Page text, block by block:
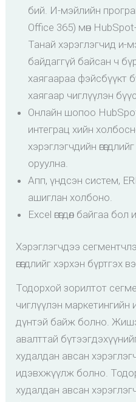
бий. И-мэйлийн
Office 365) мөн
Танай хэрэглэгчид и-
байдаггүй байсан ч
хаягаараа фэйсбүүкт
хаягаар чиглүүлэн
Онлайн шопоо
интеграц хийн
хэрэглэгчдийн
оруулна.
Апп, үндсэн систем,
ашиглан холбоно.
Excel өгөгдөл байгаа
Хэрэглэгчдээ
өгөгдлийг хэрхэн бүртгэх
Тодорхой зорилтот
чиглүүлэн маркетингийн
дүнтэй байж болно.
авалттай
худалдан авсан
идэвхжүүлж болно.
худалдан авсан